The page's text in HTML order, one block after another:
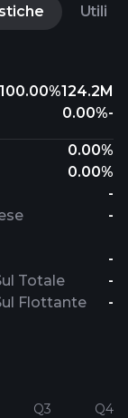
Utili
100.00%124.2M
0.00%-
0.00%
0.00%
-
-
-
Totale
-
Flottante
-
Q3 Q4